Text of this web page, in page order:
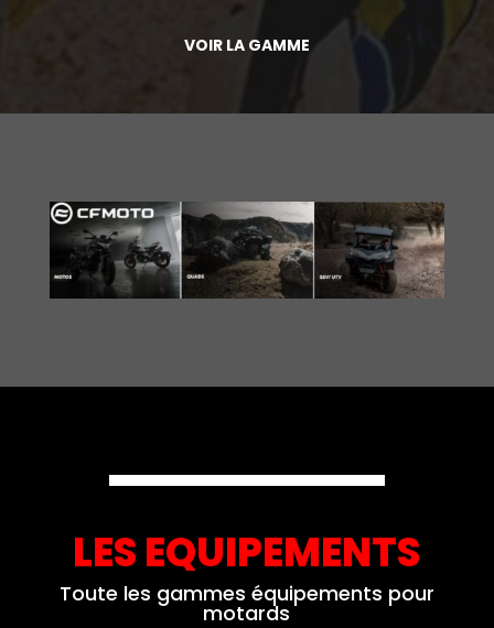
VOIR LA GAMME
LES EQUIPEMENTS
Toute les gammes équipements pour
motards